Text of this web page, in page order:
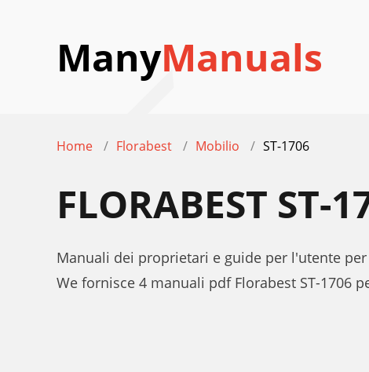
ManyManuals
Home Florabest Mobilio ST-1706
FLORABEST ST-
Manuali dei proprietari e guide per l'utente
We fornisce 4 manuali pdf Florabest ST-1706